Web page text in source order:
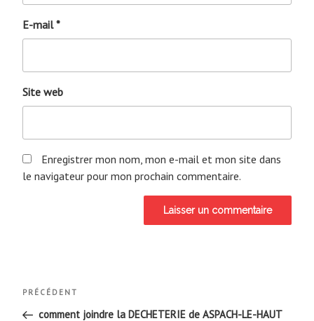
E-mail*
Site web
Enregistrer mon nom, mon e-mail et mon site dans
le navigateur pour mon prochain commentaire.
Navigation
de
Article
précédent
PRÉCÉDENT
comment joindre la DECHETERIE de ASPACH-LE-HAUT